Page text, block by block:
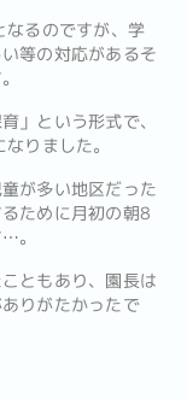
るのですが、学
等の対応があるそ
」という形式で、
りました。
が多い地区だった
ために月初の朝8
。
ともあり、園長は
りがたかったで